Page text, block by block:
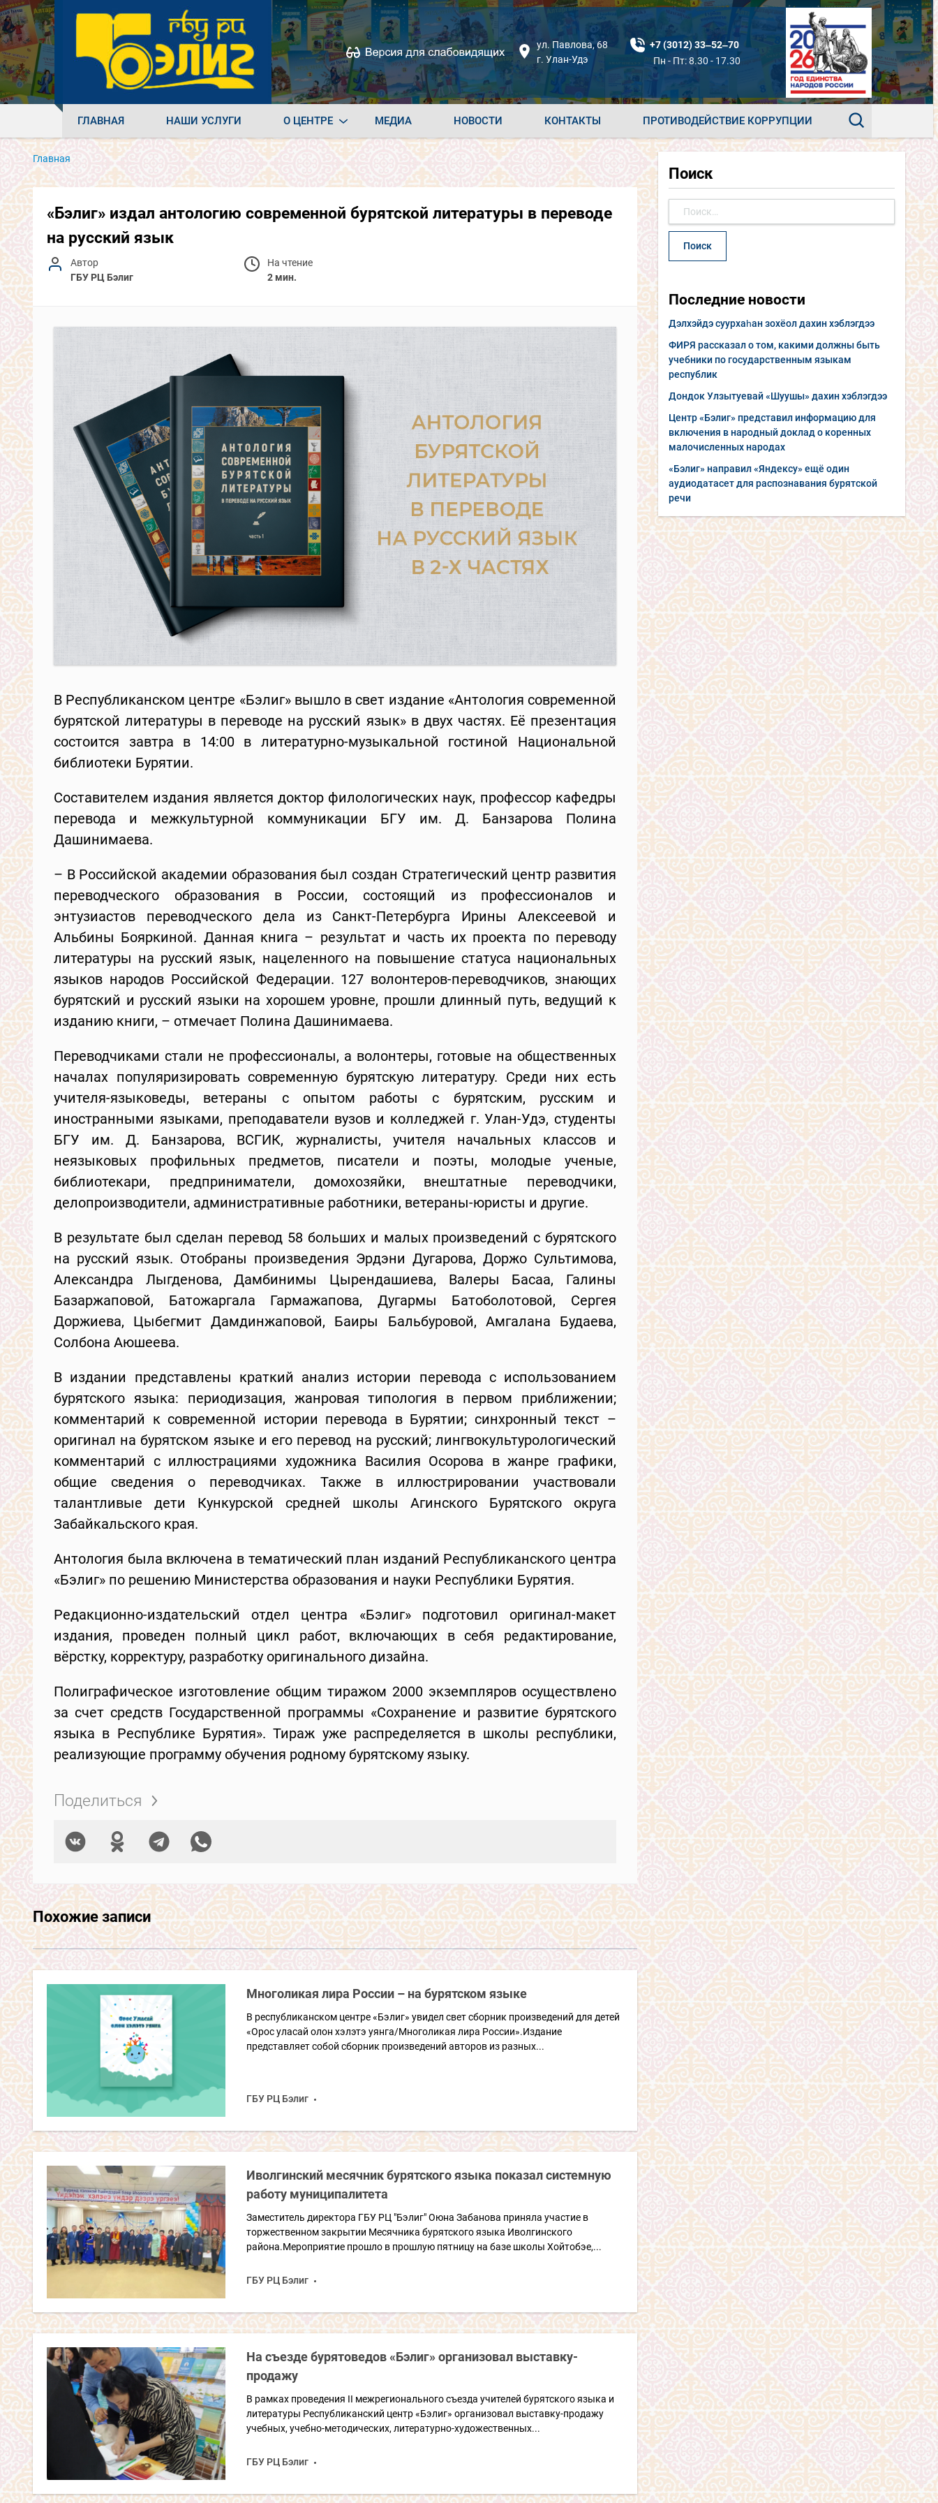
ул. Павлова, 68
г. Улан-Удэ
+7 (3012) 33‒52‒70
Пн - Пт: 8.30 - 17.30
ГЛАВНАЯ НАШИ УСЛУГИ О ЦЕНТРЕ МЕДИА НОВОСТИ КОНТАКТЫ ПРОТИВОДЕЙСТВИЕ КОРРУПЦИИ
Главная
«Бэлиг» издал антологию современной бурятской литературы в переводе
на русский язык
Автор
ГБУ РЦ Бэлиг
На чтение
2 мин.
В Республиканском центре «Бэлиг» вышло в свет издание «Антология современной
бурятской литературы в переводе на русский язык» в двух частях. Её презентация
состоится завтра в 14:00 в литературно-музыкальной гостиной Национальной
библиотеки Бурятии.
Составителем издания является доктор филологических наук, профессор кафедры
перевода и межкультурной коммуникации БГУ им. Д. Банзарова Полина
Дашинимаева.
– В Российской академии образования был создан Стратегический центр развития
переводческого образования в России, состоящий из профессионалов и
энтузиастов переводческого дела из Санкт-Петербурга Ирины Алексеевой и
Альбины Бояркиной. Данная книга – результат и часть их проекта по переводу
литературы на русский язык, нацеленного на повышение статуса национальных
языков народов Российской Федерации. 127 волонтеров-переводчиков, знающих
бурятский и русский языки на хорошем уровне, прошли длинный путь, ведущий к
изданию книги, – отмечает Полина Дашинимаева.
Переводчиками стали не профессионалы, а волонтеры, готовые на общественных
началах популяризировать современную бурятскую литературу. Среди них есть
учителя-языковеды, ветераны с опытом работы с бурятским, русским и
иностранными языками, преподаватели вузов и колледжей г. Улан-Удэ, студенты
БГУ им. Д. Банзарова, ВСГИК, журналисты, учителя начальных классов и
неязыковых профильных предметов, писатели и поэты, молодые ученые,
библиотекари, предприниматели, домохозяйки, внештатные переводчики,
делопроизводители, административные работники, ветераны-юристы и другие.
В результате был сделан перевод 58 больших и малых произведений с бурятского
на русский язык. Отобраны произведения Эрдэни Дугарова, Доржо Сультимова,
Александра Лыгденова, Дамбинимы Цырендашиева, Валеры Басаа, Галины
Базаржаповой, Батожаргала Гармажапова, Дугармы Батоболотовой, Сергея
Доржиева, Цыбегмит Дамдинжаповой, Баиры Бальбуровой, Амгалана Будаева,
Солбона Аюшеева.
В издании представлены краткий анализ истории перевода с использованием
бурятского языка: периодизация, жанровая типология в первом приближении;
комментарий к современной истории перевода в Бурятии; синхронный текст –
оригинал на бурятском языке и его перевод на русский; лингвокультурологический
комментарий с иллюстрациями художника Василия Осорова в жанре графики,
общие сведения о переводчиках. Также в иллюстрировании участвовали
талантливые дети Кункурской средней школы Агинского Бурятского округа
Забайкальского края.
Антология была включена в тематический план изданий Республиканского центра
«Бэлиг» по решению Министерства образования и науки Республики Бурятия.
Редакционно-издательский отдел центра «Бэлиг» подготовил оригинал-макет
издания, проведен полный цикл работ, включающих в себя редактирование,
вёрстку, корректуру, разработку оригинального дизайна.
Полиграфическое изготовление общим тиражом 2000 экземпляров осуществлено
за счет средств Государственной программы «Сохранение и развитие бурятского
языка в Республике Бурятия». Тираж уже распределяется в школы республики,
реализующие программу обучения родному бурятскому языку.
Поделиться
Похожие записи
Многоликая лира России – на бурятском языке
В республиканском центре «Бэлиг» увидел свет сборник произведений для детей
«Орос уласай олон хэлэтэ уянга/Многоликая лира России».Издание
представляет собой сборник произведений авторов из разных...
ГБУ РЦ Бэлиг
Иволгинский месячник бурятского языка показал системную
работу муниципалитета
Заместитель директора ГБУ РЦ "Бэлиг" Оюна Забанова приняла участие в
торжественном закрытии Месячника бурятского языка Иволгинского
района.Мероприятие прошло в прошлую пятницу на базе школы Хойтобэе,...
ГБУ РЦ Бэлиг
На съезде бурятоведов «Бэлиг» организовал выставку-
продажу
В рамках проведения II межрегионального съезда учителей бурятского языка и
литературы Республиканский центр «Бэлиг» организовал выставку-продажу
учебных, учебно-методических, литературно-художественных...
ГБУ РЦ Бэлиг
Поиск
Последние новости
Дэлхэйдэ суурхаһан зохёол дахин хэблэгдээ
ФИРЯ рассказал о том, какими должны быть
учебники по государственным языкам
республик
Дондок Улзытуевай «Шуушы» дахин хэблэгдээ
Центр «Бэлиг» представил информацию для
включения в народный доклад о коренных
малочисленных народах
«Бэлиг» направил «Яндексу» ещё один
аудиодатасет для распознавания бурятской
речи